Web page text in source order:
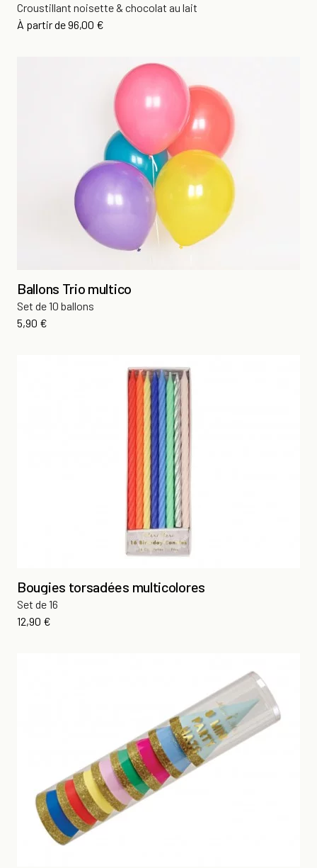
Croustillant noisette & chocolat au lait
À partir dePrix
96,00 €
Ballons Trio multico
Set de 10 ballons
Prix
5,90 €
Bougies torsadées multicolores
Set de 16
Prix
12,90 €